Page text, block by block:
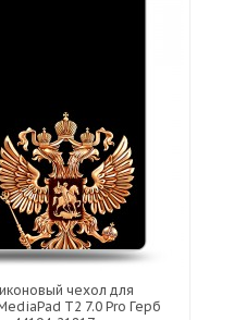
чехол для
T2 7.0 Pro Герб